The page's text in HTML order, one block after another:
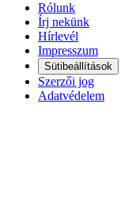
Rólunk
Írj nekünk
Hírlevél
Impresszum
Sütibeállítások
Szerzői jog
Adatvédelem